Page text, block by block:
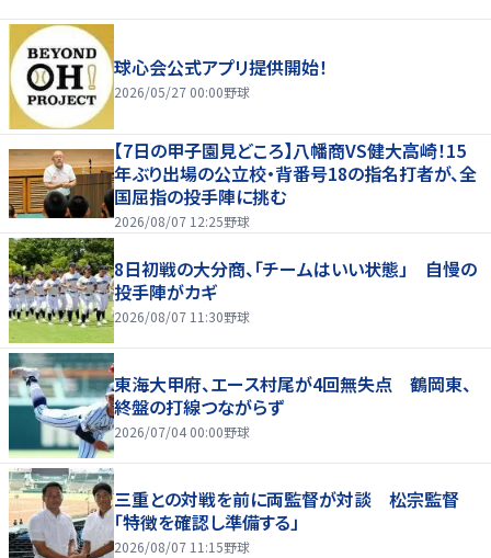
球心会公式アプリ提供開始！
2026/05/27 00:00野球
【7日の甲子園見どころ】八幡商VS健大高崎！15
年ぶり出場の公立校・背番号18の指名打者が、全
国屈指の投手陣に挑む
2026/08/07 12:25野球
8日初戦の大分商、「チームはいい状態」 自慢の
投手陣がカギ
2026/08/07 11:30野球
東海大甲府、エース村尾が4回無失点 鶴岡東、
終盤の打線つながらず
2026/07/04 00:00野球
三重との対戦を前に両監督が対談 松宗監督
「特徴を確認し準備する」
2026/08/07 11:15野球